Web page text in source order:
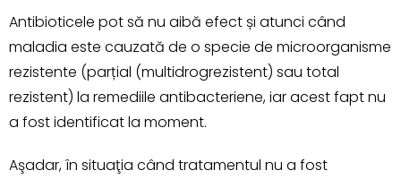
Antibioticele pot să nu aibă efect și atunci când
maladia este cauzată de o specie de microorganisme
rezistente (parțial (multidrogrezistent) sau total
rezistent) la remediile antibacteriene, iar acest fapt nu
a fost identificat la moment.
Aşadar, în situaţia când tratamentul nu a fost